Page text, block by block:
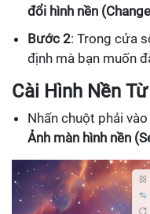
đổi hình nền
Bước 2: Trong cửa
định mà bạn muốn
Cài Hình Nền
Nhấn chuột phải
Ảnh màn hình nền